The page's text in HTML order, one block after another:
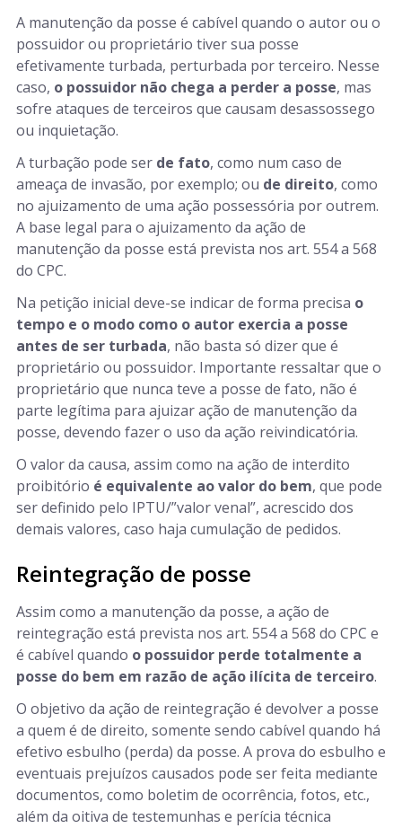
A manutenção da posse é cabível quando o autor ou o
possuidor ou proprietário tiver sua posse
efetivamente turbada, perturbada por terceiro. Nesse
caso, o possuidor não chega a perder a posse, mas
sofre ataques de terceiros que causam desassossego
ou inquietação.
A turbação pode ser de fato, como num caso de
ameaça de invasão, por exemplo; ou de direito, como
no ajuizamento de uma ação possessória por outrem.
A base legal para o ajuizamento da ação de
manutenção da posse está prevista nos art. 554 a 568
do CPC.
Na petição inicial deve-se indicar de forma precisa o
tempo e o modo como o autor exercia a posse
antes de ser turbada, não basta só dizer que é
proprietário ou possuidor. Importante ressaltar que o
proprietário que nunca teve a posse de fato, não é
parte legítima para ajuizar ação de manutenção da
posse, devendo fazer o uso da ação reivindicatória.
O valor da causa, assim como na ação de interdito
proibitório é equivalente ao valor do bem, que pode
ser definido pelo IPTU/”valor venal”, acrescido dos
demais valores, caso haja cumulação de pedidos.
Reintegração de posse
Assim como a manutenção da posse, a ação de
reintegração está prevista nos art. 554 a 568 do CPC e
é cabível quando o possuidor perde totalmente a
posse do bem em razão de ação ilícita de terceiro.
O objetivo da ação de reintegração é devolver a posse
a quem é de direito, somente sendo cabível quando há
efetivo esbulho (perda) da posse. A prova do esbulho e
eventuais prejuízos causados pode ser feita mediante
documentos, como boletim de ocorrência, fotos, etc.,
além da oitiva de testemunhas e perícia técnica